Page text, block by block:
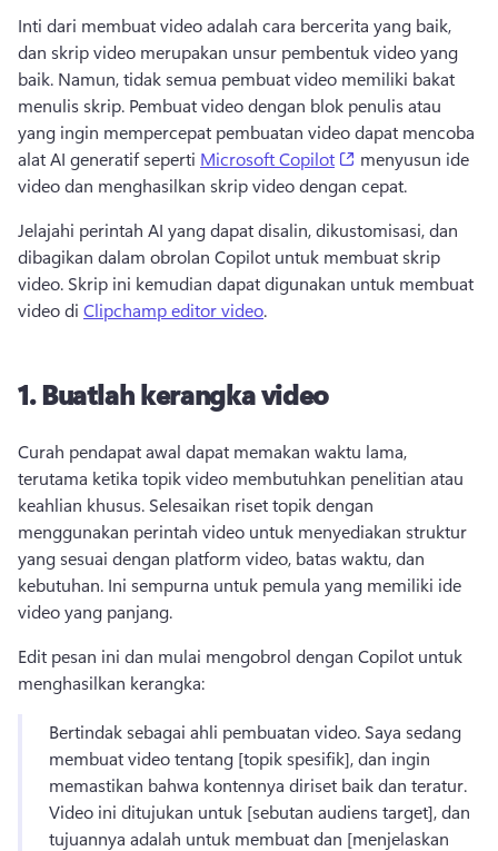
Inti dari membuat video adalah cara bercerita yang baik,
dan skrip video merupakan unsur pembentuk video yang
baik. Namun, tidak semua pembuat video memiliki bakat
menulis skrip. Pembuat video dengan blok penulis atau
yang ingin mempercepat pembuatan video dapat mencoba
alat AI generatif seperti Microsoft Copilot (opens in a new
menyusun ide
video dan menghasilkan skrip video dengan cepat.
Jelajahi perintah AI yang dapat disalin, dikustomisasi, dan
dibagikan dalam obrolan Copilot untuk membuat skrip
video. Skrip ini kemudian dapat digunakan untuk membuat
video di Clipchamp editor video.
1.Buatlah kerangka video
Curah pendapat awal dapat memakan waktu lama,
terutama ketika topik video membutuhkan penelitian atau
keahlian khusus. Selesaikan riset topik dengan
menggunakan perintah video untuk menyediakan struktur
yang sesuai dengan platform video, batas waktu, dan
kebutuhan. Ini sempurna untuk pemula yang memiliki ide
video yang panjang.
Edit pesan ini dan mulai mengobrol dengan Copilot untuk
menghasilkan kerangka:
Bertindak sebagai ahli pembuatan video. Saya sedang
membuat video tentang [topik spesifik], dan ingin
Video ini ditujukan untuk [sebutan audiens target], dan
tujuannya adalah untuk membuat dan [menjelaskan